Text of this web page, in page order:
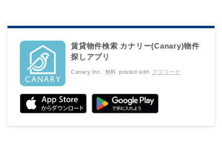
賃貸物件検索 カナリー(Canary‪)‪‬‬物件
探しアプリ
Canary Inc. 無料 posted with アプリーチ